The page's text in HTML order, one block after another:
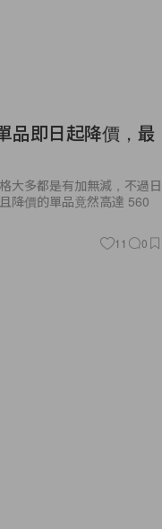
品即日起降價，最
大多都是有加無減，不過日
降價的單品竟然高達 560
11 0